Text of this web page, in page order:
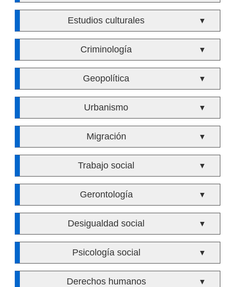
Estudios culturales ▼
Criminología ▼
Geopolítica ▼
Urbanismo ▼
Migración ▼
Trabajo social ▼
Gerontología ▼
Desigualdad social ▼
Psicología social ▼
Derechos humanos ▼